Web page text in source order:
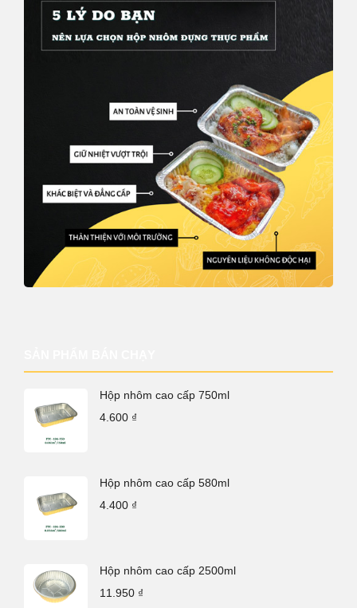
Hộp nhôm cao cấp 750ml
4.600 ₫
Hộp nhôm cao cấp 580ml
4.400 ₫
Hộp nhôm cao cấp 2500ml
11.950 ₫